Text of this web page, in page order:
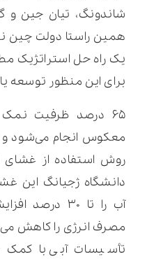
شاندونگ، تیان جین و
همین راستا دولت چین
یک راه حل استراتژیک
برای این منظور توسعه
۶۵ درصد ظرفیت
معکوس انجام می‌شود و
روش استفاده از
دانشگاه ژجیانگ این
آب را تا ۳۰
مصرف انرژی را کاهش
تأسیسات آبی با